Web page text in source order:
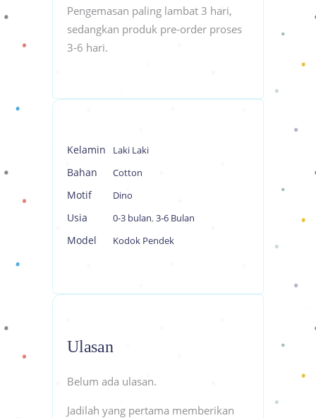
Pengemasan paling lambat 3 hari,
sedangkan produk pre-order proses
3-6 hari.
Kelamin Laki Laki
Bahan Cotton
Motif Dino
Usia 0-3 bulan, 3-6 Bulan
Model Kodok Pendek
Ulasan
Belum ada ulasan.
Jadilah yang pertama memberikan